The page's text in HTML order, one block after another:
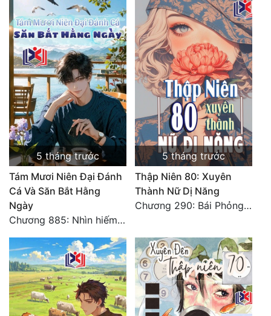
5 tháng trước
Tám Mươi Niên Đại Đánh
Cá Và Săn Bắt Hằng
Ngày
Chương 885: Nhìn hiếm lạ
5 tháng trước
Thập Niên 80: Xuyên
Thành Nữ Dị Năng
Chương 290: Bái Phỏng Viên Gia